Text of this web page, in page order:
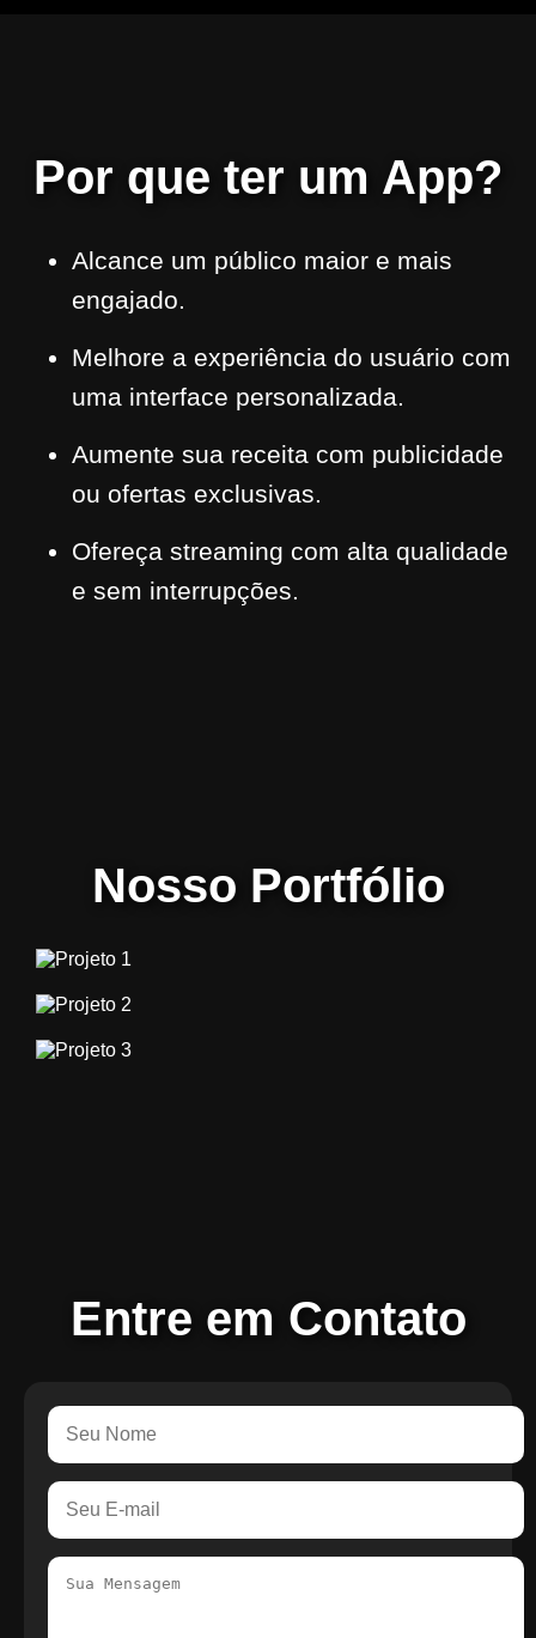
Por que ter um App?
Alcance um público maior e mais
engajado.
Melhore a experiência do usuário com
uma interface personalizada.
Aumente sua receita com publicidade
ou ofertas exclusivas.
Ofereça streaming com alta qualidade
e sem interrupções.
Nosso Portfólio
Entre em Contato